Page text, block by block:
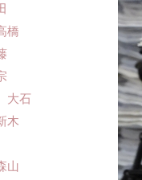
橋
大石
木
山